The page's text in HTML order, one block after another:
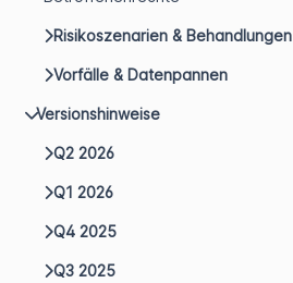
Risikoszenarien & Behandlungen
Vorfälle & Datenpannen
Versionshinweise
Q2 2026
Q1 2026
Q4 2025
Q3 2025